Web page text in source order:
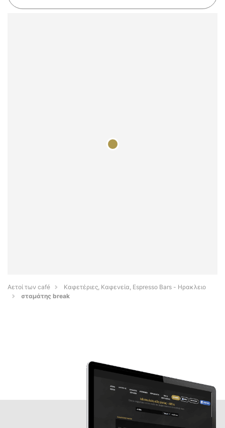
Αετοί των café
Καφετέριες, Καφενεία, Espresso Bars - Ηρακλειο
σταμάτης break